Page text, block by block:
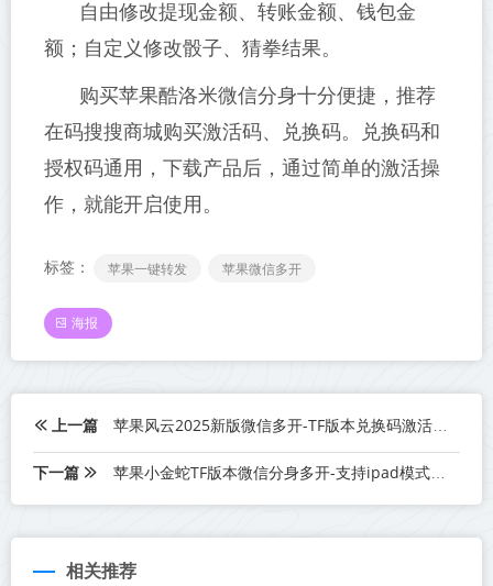
自由修改提现金额、转账金额、钱包金
额；自定义修改骰子、猜拳结果。
购买苹果酷洛米微信分身十分便捷，推荐
在码搜搜商城购买激活码、兑换码。兑换码和
授权码通用，下载产品后，通过简单的激活操
作，就能开启使用。
标签： 苹果一键转发 苹果微信多开
海报
上一篇 苹果风云2025新版微信多开-TF版本兑换码激活码一码通用版本
下一篇 苹果小金蛇TF版本微信分身多开-支持ipad模式双设备登录
相关推荐